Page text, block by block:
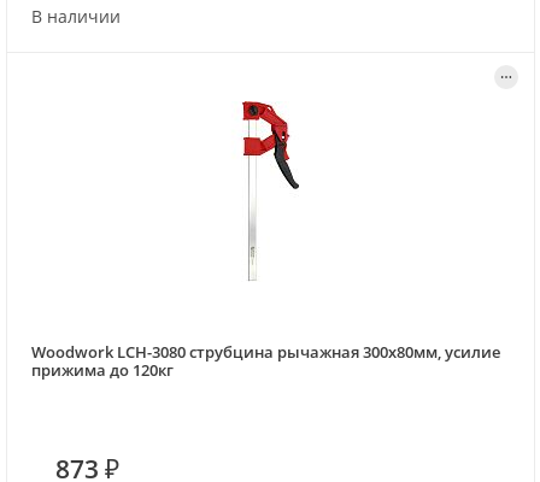
В наличии
Woodwork LCH-3080 струбцина рычажная 300х80мм, усилие
прижима до 120кг
873 ₽